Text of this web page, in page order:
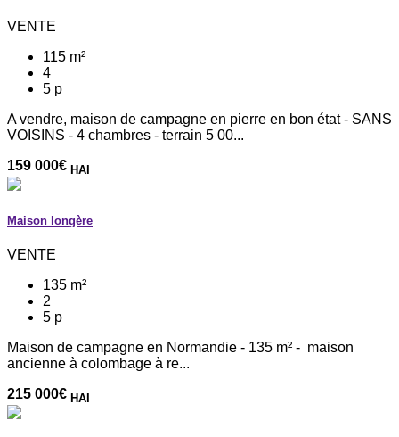
VENTE
115 m²
4
5 p
A vendre, maison de campagne en pierre en bon état - SANS
VOISINS - 4 chambres - terrain 5 00...
159 000€ HAI
Maison longère
VENTE
135 m²
2
5 p
Maison de campagne en Normandie - 135 m² - maison
ancienne à colombage à re...
215 000€ HAI